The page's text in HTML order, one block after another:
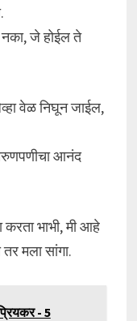
नका, जे होईल ते
वेळ निघून जाईल,
आनंद
भाभी, मी आहे
मला सांगा.
- 5